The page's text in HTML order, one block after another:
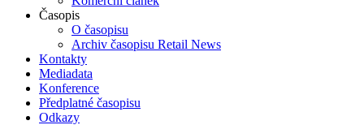
Časopis
O časopisu
Archiv časopisu Retail News
Kontakty
Mediadata
Konference
Předplatné časopisu
Odkazy